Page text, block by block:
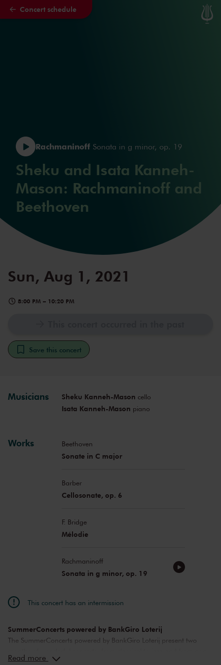
Skip to main content
Concert schedule
Rachmaninoff Sonata in g minor, op. 19
Sheku and Isata Kanneh-
Mason: Rachmaninoff and
Beethoven
Sun, Aug 1, 2021
8:00 PM – 10:20 PM
Save this concert
Musicians Sheku Kanneh-Mason cello
Isata Kanneh-Mason piano
Works Beethoven
Sonate in C major
Barber
Cellosonate, op. 6
F. Bridge
Mélodie
Rachmaninoff
Sonata in g minor, op. 19
This concert has an intermission
SummerConcerts powered by BankGiro Loterij
The SummerConcerts powered by BankGiro Loterij present two
music to film scores. Top musicians from the Netherlands and
Read more